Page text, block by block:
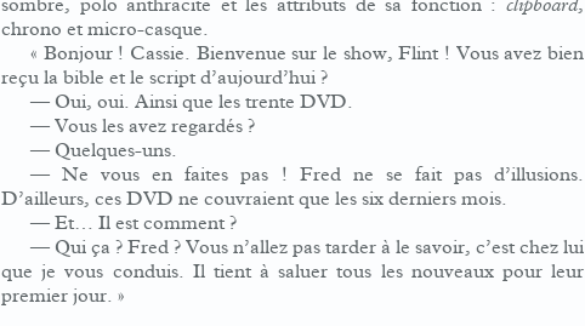
sombre, polo anthracite et les attributs de sa fonction : clipboard,
chrono et micro-casque.
« Bonjour ! Cassie. Bienvenue sur le show, Flint ! Vous avez bien
reçu la bible et le script d’aujourd’hui ?
— Oui, oui. Ainsi que les trente DVD.
— Vous les avez regardés ?
— Quelques-uns.
— Ne vous en faites pas ! Fred ne se fait pas d’illusions.
D’ailleurs, ces DVD ne couvraient que les six derniers mois.
— Et… Il est comment ?
— Qui ça ? Fred ? Vous n’allez pas tarder à le savoir, c’est chez lui
que je vous conduis. Il tient à saluer tous les nouveaux pour leur
premier jour. »